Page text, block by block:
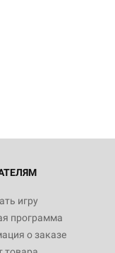
игру
программа
о заказе